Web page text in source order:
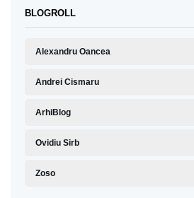
BLOGROLL
Alexandru Oancea
Andrei Cismaru
ArhiBlog
Ovidiu Sirb
Zoso